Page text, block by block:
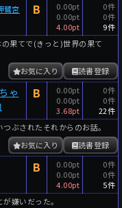
鷺宮 B
0.00pt
0.00pt
4.00pt
0件
0件
9件
果てで(きっと)世界の果て
読書登録
お気に入り
ゃ
B
0.00pt
0.00pt
3.68pt
0件
0件
22件
ぶされたそれからのお話。
読書登録
お気に入り
B
0.00pt
0.00pt
4.00pt
0件
0件
5件
嫌いだった。